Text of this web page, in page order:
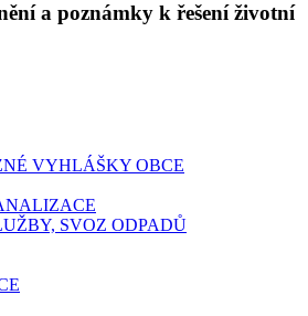
a poznámky k řešení životní
VYHLÁŠKY OBCE
SVOZ ODPADŮ